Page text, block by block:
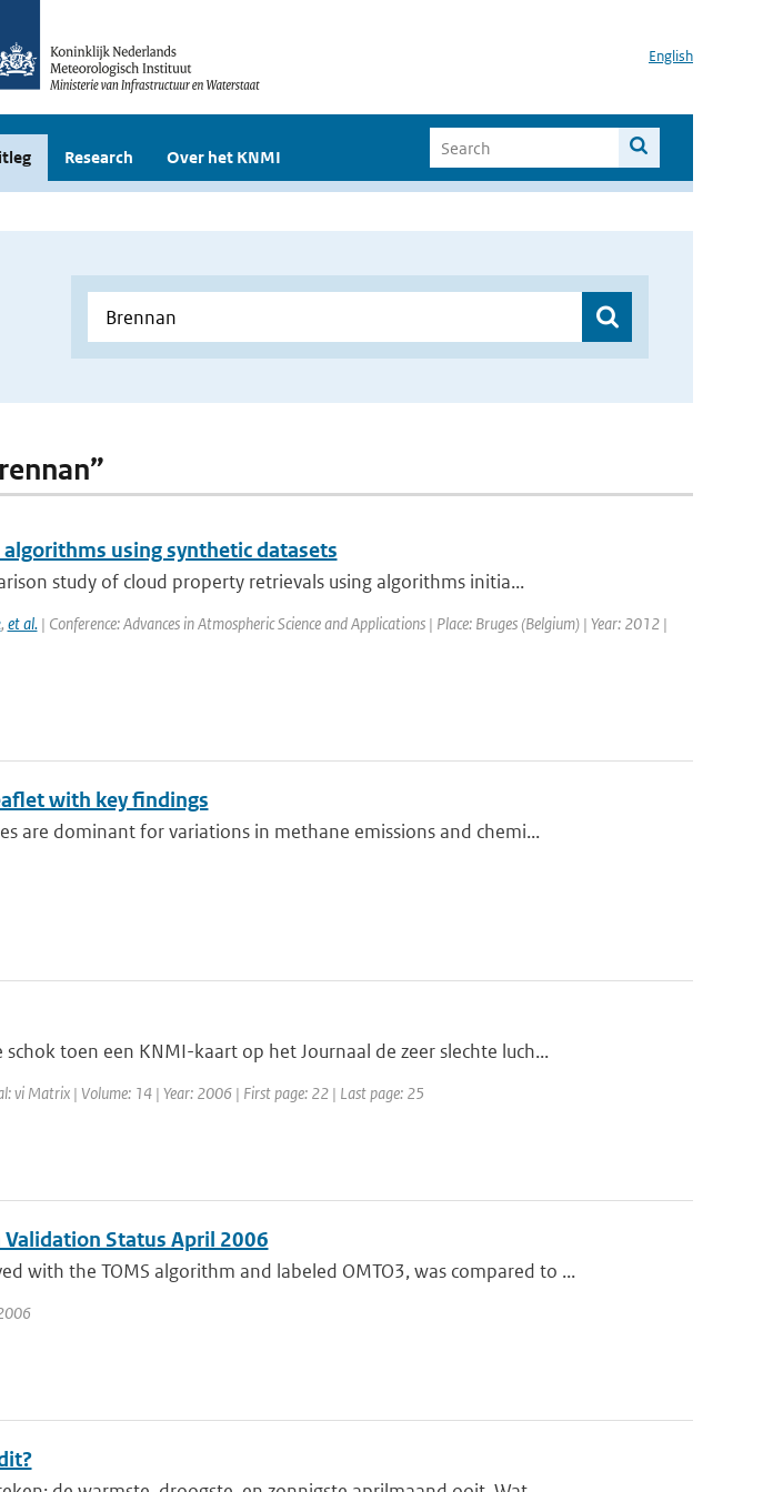
English
Research Over het KNMI
using synthetic datasets
study of cloud property retrievals using algorithms initia...
, et al.| Conference: Advances in Atmospheric Science and Applications | Place: Bruges (Belgium) | Year: 2012 |
with key findings
are dominant for variations in methane emissions and chemi...
toen een KNMI-kaart op het Journaal de zeer slechte luch...
vi Matrix | Volume: 14 | Year: 2006 | First page: 22 | Last page: 25
Validation Status April 2006
with the TOMS algorithm and labeled OMTO3, was compared to ...